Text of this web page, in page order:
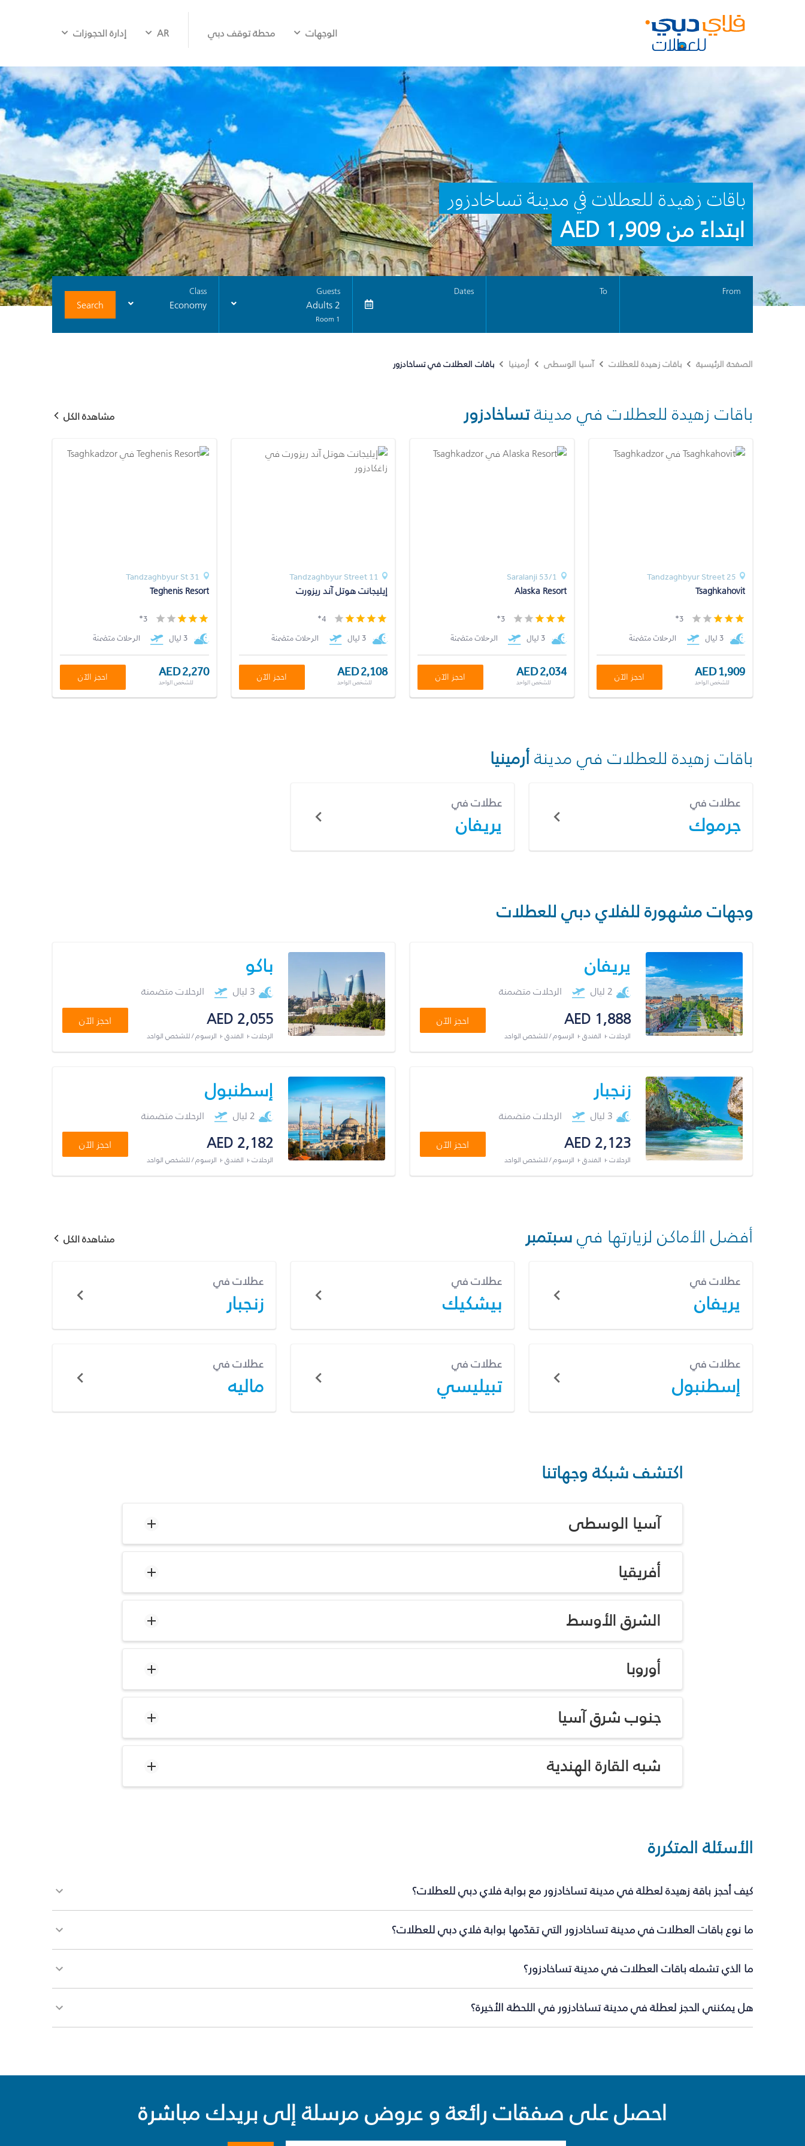
الوجهات محطة توقف دبي AR إدارة الحجوزات
باقات زهيدة للعطلات في مدينة تساخادزور
ابتداءً من 1,909 AED
From
To
Dates
Guests
2 Adults
1 Room
Class
Economy
Search
الصفحة الرئيسية باقات زهيدة للعطلات آسيا الوسطى أرمينيا باقات العطلات في تساخادزور
باقات زهيدة للعطلات في مدينةتساخادزور مشاهدة الكل
25 Tandzaghbyur Street
Tsaghkahovit
3*
3 ليال
الرحلات متضمنة
AED 1,909
للشخص الواحد احجز الآن
Saralanji 53/1
Alaska Resort
3*
3 ليال
الرحلات متضمنة
AED 2,034
للشخص الواحد احجز الآن
11 Tandzaghbyur Street
إيليجانت هوتل آند ريزورت
4*
3 ليال
الرحلات متضمنة
AED 2,108
للشخص الواحد احجز الآن
31 Tandzaghbyur St
Teghenis Resort
3*
3 ليال
الرحلات متضمنة
AED 2,270
للشخص الواحد احجز الآن
باقات زهيدة للعطلات في مدينةأرمينيا
عطلات في
جرموك
عطلات في
يريفان
وجهات مشهورة للفلاي دبي للعطلات
يريفان
2 ليال الرحلات متضمنة
AED 1,888
الرحلات + الفندق + الرسوم / للشخص الواحد
احجز الآن
باكو
3 ليال الرحلات متضمنة
AED 2,055
الرحلات + الفندق + الرسوم / للشخص الواحد
احجز الآن
زنجبار
3 ليال الرحلات متضمنة
AED 2,123
الرحلات + الفندق + الرسوم / للشخص الواحد
احجز الآن
إسطنبول
2 ليال الرحلات متضمنة
AED 2,182
الرحلات + الفندق + الرسوم / للشخص الواحد
احجز الآن
أفضل الأماكن لزيارتها فيسبتمبر مشاهدة الكل
عطلات في
يريفان
عطلات في
بيشكيك
عطلات في
زنجبار
عطلات في
إسطنبول
عطلات في
تبيليسي
عطلات في
ماليه
اكتشف شبكة وجهاتنا
آسيا الوسطى
أفريقيا
الشرق الأوسط
أوروبا
جنوب شرق آسيا
شبه القارة الهندية
الأسئلة المتكررة
كيف أحجز باقة زهيدة لعطلة في مدينة تساخادزور مع بوابة فلاي دبي للعطلات؟
ما نوع باقات العطلات في مدينة تساخادزور التي تقدّمها بوابة فلاي دبي للعطلات؟
ما الذي تشمله باقات العطلات في مدينة تساخادزور؟
هل يمكنني الحجز لعطلة في مدينة تساخادزور في اللحظة الأخيرة؟
احصل على صفقات رائعة و عروض مرسلة إلى بريدك مباشرة